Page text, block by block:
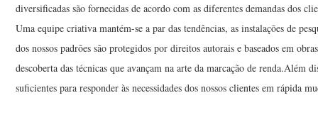
diversificadas são fornecidas de acordo com as diferentes demandas dos
Uma equipe criativa mantém-se a par das tendências, as instalações de
dos nossos padrões são protegidos por direitos autorais e baseados em
descoberta das técnicas que avançam na arte da marcação de renda.Além
suficientes para responder às necessidades dos nossos clientes em rápida